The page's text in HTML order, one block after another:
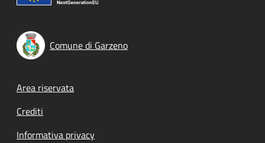
Comune di Garzeno
Footer menu
Area riservata
Crediti
Informativa privacy